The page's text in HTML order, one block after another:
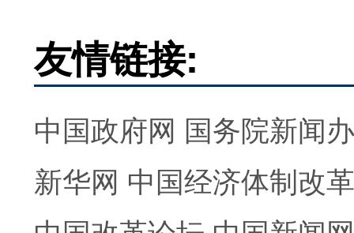
友情链接:
中国政府网 国务院新闻
新华网 中国经济体制改